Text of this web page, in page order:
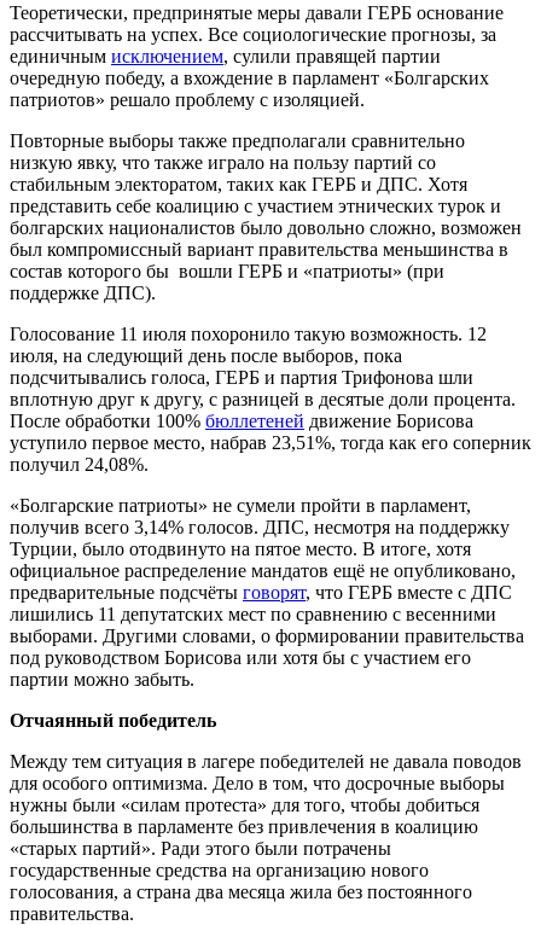
Теоретически, предпринятые меры давали ГЕРБ основание
рассчитывать на успех. Все социологические прогнозы, за
единичным исключением, сулили правящей партии
очередную победу, а вхождение в парламент «Болгарских
патриотов» решало проблему с изоляцией.
Повторные выборы также предполагали сравнительно
низкую явку, что также играло на пользу партий со
стабильным электоратом, таких как ГЕРБ и ДПС. Хотя
представить себе коалицию с участием этнических турок и
болгарских националистов было довольно сложно, возможен
был компромиссный вариант правительства меньшинства в
состав которого бы вошли ГЕРБ и «патриоты» (при
поддержке ДПС).
Голосование 11 июля похоронило такую возможность. 12
июля, на следующий день после выборов, пока
подсчитывались голоса, ГЕРБ и партия Трифонова шли
вплотную друг к другу, с разницей в десятые доли процента.
После обработки 100% бюллетеней движение Борисова
уступило первое место, набрав 23,51%, тогда как его соперник
получил 24,08%.
«Болгарские патриоты» не сумели пройти в парламент,
получив всего 3,14% голосов. ДПС, несмотря на поддержку
Турции, было отодвинуто на пятое место. В итоге, хотя
официальное распределение мандатов ещё не опубликовано,
предварительные подсчёты говорят, что ГЕРБ вместе с ДПС
лишились 11 депутатских мест по сравнению с весенними
выборами. Другими словами, о формировании правительства
под руководством Борисова или хотя бы с участием его
партии можно забыть.
Отчаянный победитель
Между тем ситуация в лагере победителей не давала поводов
для особого оптимизма. Дело в том, что досрочные выборы
нужны были «силам протеста» для того, чтобы добиться
большинства в парламенте без привлечения в коалицию
«старых партий». Ради этого были потрачены
государственные средства на организацию нового
голосования, а страна два месяца жила без постоянного
правительства.